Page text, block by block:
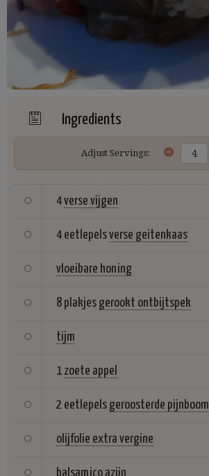
Ingredients
Adjust Servings:
4verse vijgen
4 eetlepelsverse geitenkaas
vloeibare honing
8 plakjes gerookt ontbijtspek
tijm
1zoete appel
2 eetlepels geroosterde
olijfolie extra vergine
balsamico azijn